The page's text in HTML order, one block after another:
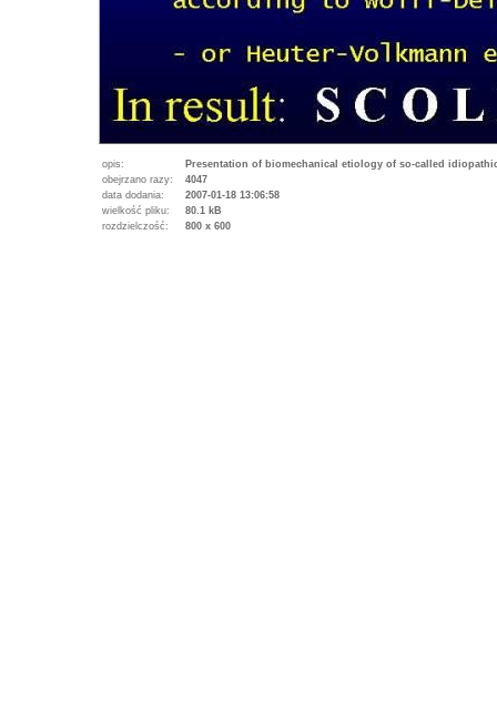
opis:
Presentation of biomechanical etiology of so-called
obejrzano razy:
4047
data dodania:
2007-01-18 13:06:58
wielkość pliku:
80.1 kB
rozdzielczość:
800 x 600